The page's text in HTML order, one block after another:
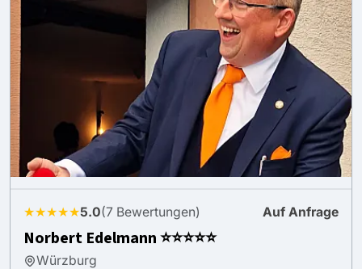
★★★★★5.0(7 Bewertungen) Auf Anfrage
Norbert Edelmann ⭐⭐⭐⭐⭐
Würzburg